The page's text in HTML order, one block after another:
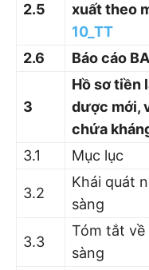
2.5
xuất theo
10_TT
2.6
Báo cáo
3
Hồ sơ tiền
dược mới,
chứa
3.1
Mục lục
3.2
Khái quát
sàng
3.3
Tóm tắt về
sàng